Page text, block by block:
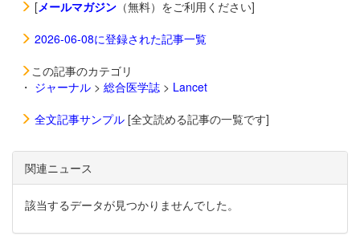
[メールマガジン （無料）をご利用ください]
2026-06-08に登録された記事一覧
この記事のカテゴリ
・ ジャーナル > 総合医学誌 > Lancet
全文記事サンプル [全文読める記事の一覧です]
関連ニュース
該当するデータが見つかりませんでした。